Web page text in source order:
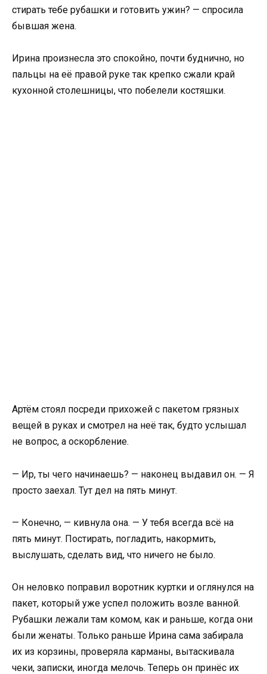
стирать тебе рубашки и готовить ужин? — спросила
бывшая жена.
Ирина произнесла это спокойно, почти буднично, но
пальцы на её правой руке так крепко сжали край
кухонной столешницы, что побелели костяшки.
Артём стоял посреди прихожей с пакетом грязных
вещей в руках и смотрел на неё так, будто услышал
не вопрос, а оскорбление.
— Ир, ты чего начинаешь? — наконец выдавил он. — Я
просто заехал. Тут дел на пять минут.
— Конечно, — кивнула она. — У тебя всегда всё на
пять минут. Постирать, погладить, накормить,
выслушать, сделать вид, что ничего не было.
Он неловко поправил воротник куртки и оглянулся на
пакет, который уже успел положить возле ванной.
Рубашки лежали там комом, как и раньше, когда они
были женаты. Только раньше Ирина сама забирала
их из корзины, проверяла карманы, вытаскивала
чеки, записки, иногда мелочь. Теперь он принёс их